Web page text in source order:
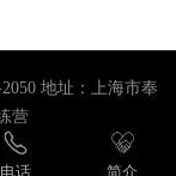
地址：上海市奉
营
电话 简介